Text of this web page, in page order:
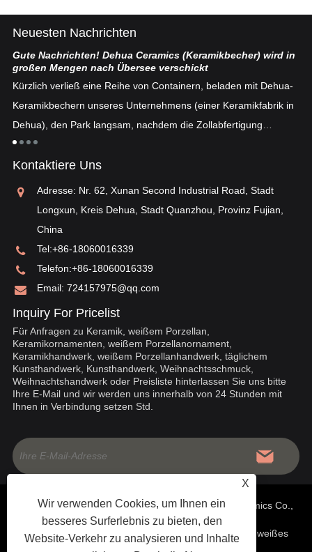
Neuesten Nachrichten
Gute Nachrichten! Dehua Ceramics (Keramikbecher) wird in
großen Mengen nach Übersee verschickt
Kürzlich verließ eine Reihe von Containern, beladen mit Dehua-
Keramikbechern unseres Unternehmens (einer Keramikfabrik in
Dehua), den Park langsam, nachdem die Zollabfertigung
abgeschlossen war ...
Kontaktiere Uns
Adresse: Nr. 62, Xunan Second Industrial Road, Stadt
Longxun, Kreis Dehua, Stadt Quanzhou, Provinz Fujian,
China
Tel:+86-18060016339
Telefon:+86-18060016339
Email: 724157975@qq.com
Inquiry For Pricelist
Für Anfragen zu Keramik, weißem Porzellan,
Keramikornamenten, weißem Porzellanornament,
Keramikhandwerk, weißem Porzellanhandwerk, täglichem
Kunsthandwerk, Kunsthandwerk, Weihnachtsschmuck,
Weihnachtshandwerk oder Preisliste hinterlassen Sie uns bitte
Ihre E-Mail und wir werden uns innerhalb von 24 Stunden mit
Ihnen in Verbindung setzen Std.
Copyright © 2020 China Fujian Dehua Jinruixiang Ceramics Co.,
Ltd – Chinesische Keramik, weiße Porzellanornamente, weißes
X
Wir verwenden Cookies, um Ihnen ein
besseres Surferlebnis zu bieten, den
Website-Verkehr zu analysieren und Inhalte